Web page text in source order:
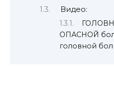
Видео:
ОПАСНОЙ
головной